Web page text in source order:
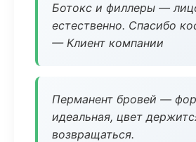
Ботокс и филлеры —
естественно. Спасибо
— Клиент компании
Перманент бровей —
идеальная, цвет
возвращаться.